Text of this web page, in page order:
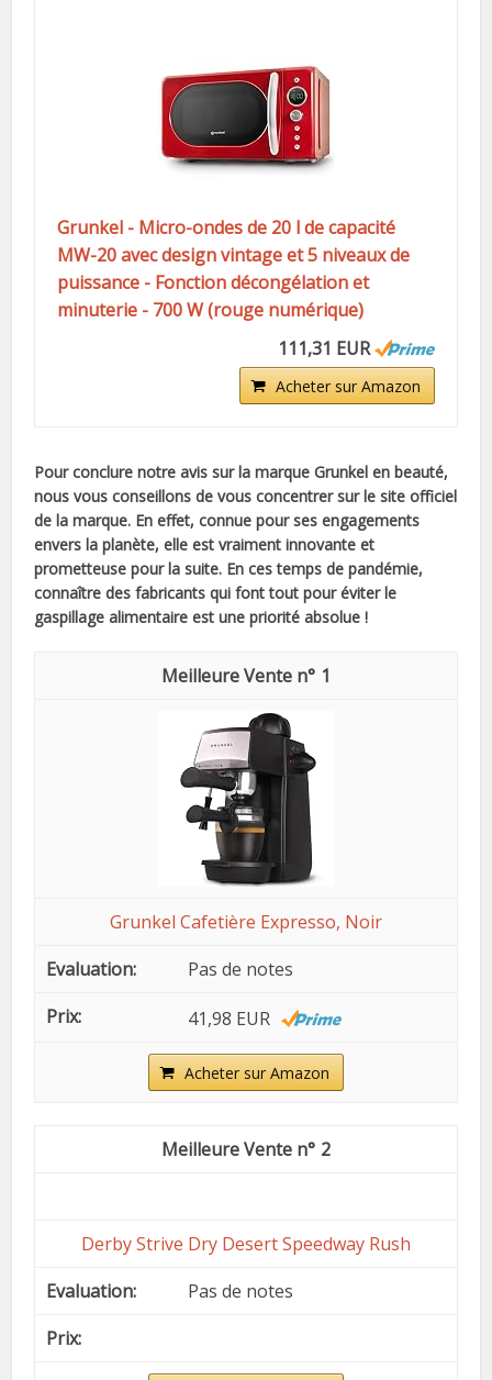
Grunkel - Micro-ondes de 20 l de capacité
MW-20 avec design vintage et 5 niveaux de
puissance - Fonction décongélation et
minuterie - 700 W (rouge numérique)
111,31 EUR
Acheter sur Amazon
Pour conclure notre avis sur la marque Grunkel en beauté,
nous vous conseillons de vous concentrer sur le site officiel
de la marque. En effet, connue pour ses engagements
envers la planète, elle est vraiment innovante et
prometteuse pour la suite. En ces temps de pandémie,
connaître des fabricants qui font tout pour éviter le
gaspillage alimentaire est une priorité absolue !
1
Grunkel Cafetière Expresso, Noir
Pas de notes
41,98 EUR
Acheter sur Amazon
2
Derby Strive Dry Desert Speedway Rush
Pas de notes